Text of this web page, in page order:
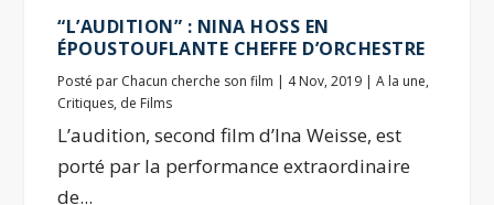
“L’AUDITION” : NINA HOSS EN
ÉPOUSTOUFLANTE CHEFFE D’ORCHESTRE
Posté par Chacun cherche son film | 4 Nov, 2019 |A la une,
Critiques, de Films
L’audition, second film d’Ina Weisse, est
porté par la performance extraordinaire
de...